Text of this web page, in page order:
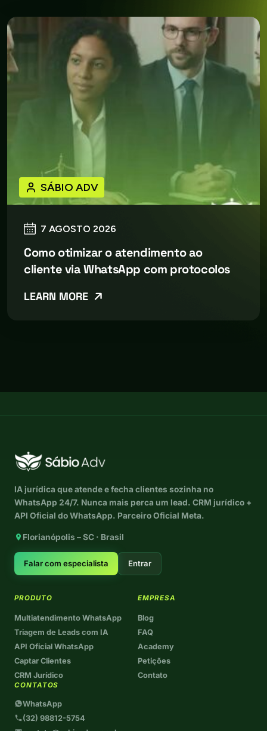
7 AGOSTO 2026
SÁBIO ADV
Como otimizar o atendimento ao
cliente via WhatsApp com protocolos
LEARN MORE
IA jurídica que atende e fecha clientes sozinha no
WhatsApp 24/7. Nunca mais perca um lead. CRM jurídico +
API Oficial do WhatsApp. Parceiro Oficial Meta.
Florianópolis – SC · Brasil
Falar com especialista Entrar
PRODUTO
Multiatendimento WhatsApp
Triagem de Leads com IA
API Oficial WhatsApp
Captar Clientes
CRM Jurídico
EMPRESA
Blog
FAQ
Academy
Petições
Contato
CONTATOS
WhatsApp
(32) 98812-5754